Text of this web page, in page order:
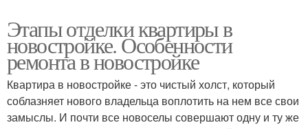
Этапы отделки квартиры в
новостройке. Особенности
ремонта в новостройке
Квартира в новостройке - это чистый холст, который
соблазняет нового владельца воплотить на нем все свои
замыслы. И почти все новоселы совершают одну и ту же